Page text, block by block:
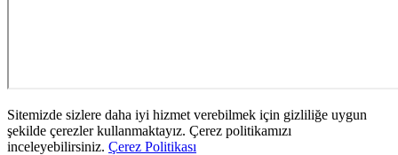
Sitemizde sizlere daha iyi hizmet verebilmek için gizliliğe uygun
şekilde çerezler kullanmaktayız. Çerez politikamızı
inceleyebilirsiniz. Çerez Politikası